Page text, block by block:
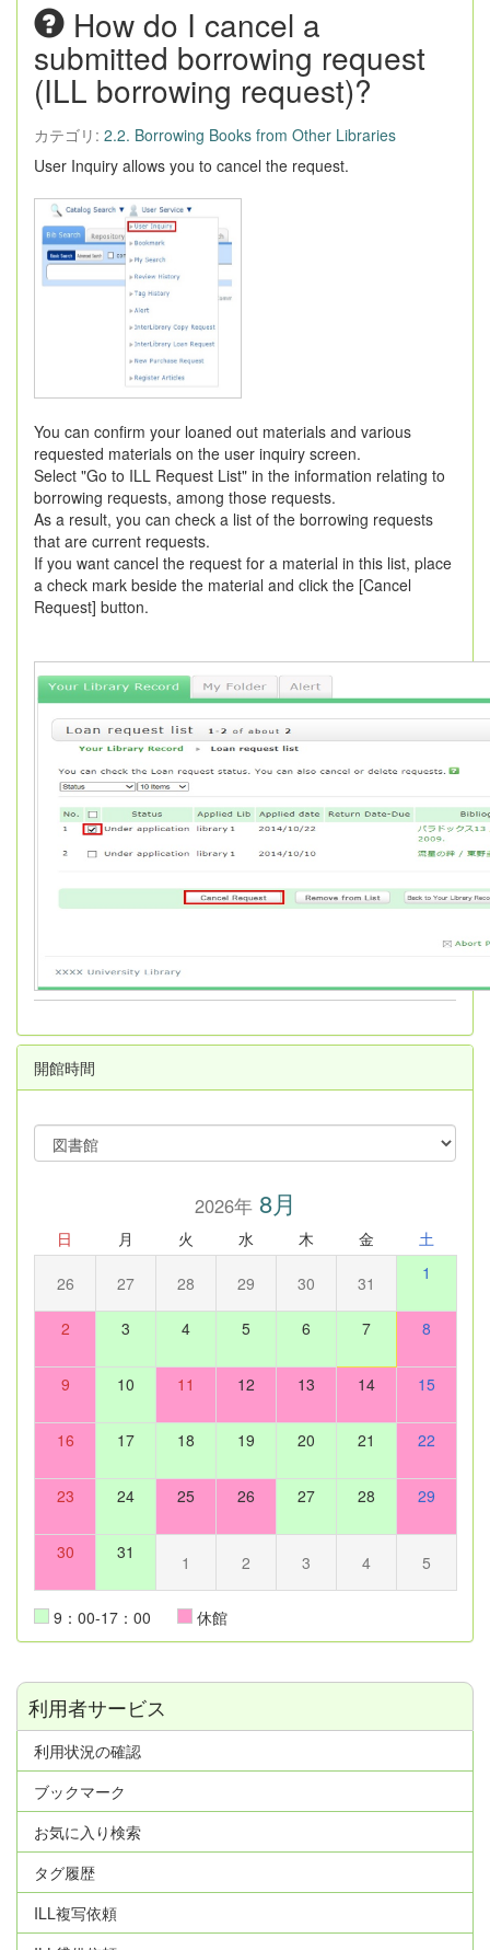
How do I cancel a
submitted borrowing request
(ILL borrowing request)?
カテゴリ: 2.2. Borrowing Books from Other Libraries
User Inquiry allows you to cancel the request.
You can confirm your loaned out materials and various
requested materials on the user inquiry screen.
Select "Go to ILL Request List" in the information relating to
borrowing requests, among those requests.
As a result, you can check a list of the borrowing requests
that are current requests.
If you want cancel the request for a material in this list, place
a check mark beside the material and click the [Cancel
Request] button.
開館時間
2026年8月
日 月 火 水 木 金 土
26 27 28 29 30 31 1
2 3 4 5 6 7 8
9 10 11 12 13 14 15
16 17 18 19 20 21 22
23 24 25 26 27 28 29
30 31 1 2 3 4 5
9：00-17：00 休館
利用者サービス
利用状況の確認
ブックマーク
お気に入り検索
タグ履歴
ILL複写依頼